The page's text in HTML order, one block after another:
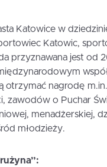
Katowice w
Katowic,
przyznawana jest od
otrzymać nagrodę
zawodów o Puchar
menadżerskiej,
młodzieży.